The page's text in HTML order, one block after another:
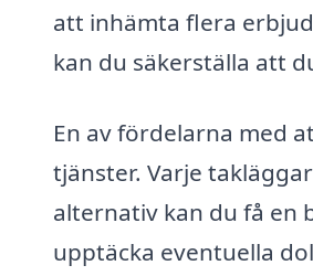
att inhämta flera
kan du säkerställa att
En av fördelarna med
tjänster. Varje
alternativ kan du få en
upptäcka eventuella